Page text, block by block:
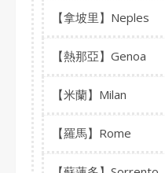
【拿坡里】Neples
【熱那亞】Genoa
【米蘭】Milan
【羅馬】Rome